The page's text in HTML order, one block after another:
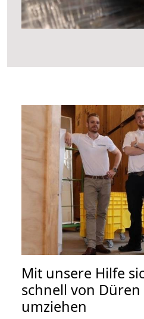
Mit unsere Hilfe
schnell von
umziehen